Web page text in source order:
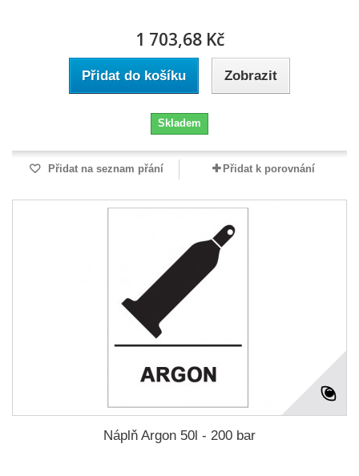
1 703,68 Kč
Přidat do košíku Zobrazit
Skladem
Přidat na seznam přání Přidat k porovnání
Náplň Argon 50l - 200 bar